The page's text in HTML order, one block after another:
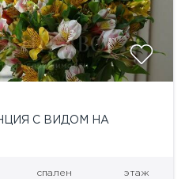
С ВИДОМ НА
спален этаж